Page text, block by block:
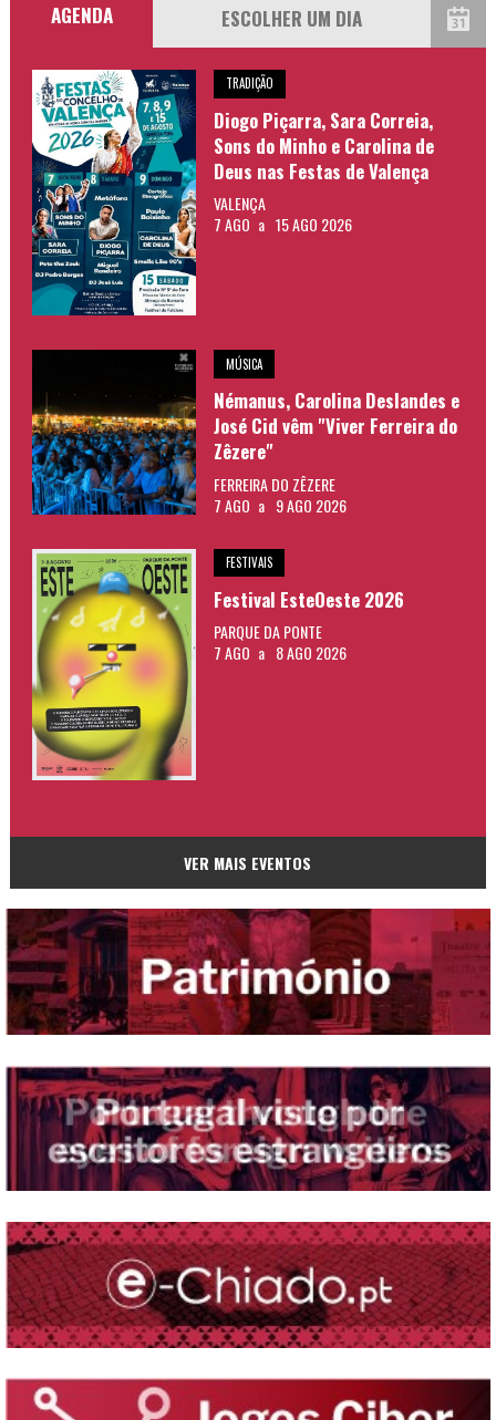
AGENDA
TRADIÇÃO
Diogo Piçarra, Sara Correia,
Sons do Minho e Carolina de
Deus nas Festas de Valença
VALENÇA
7 AGO a 15 AGO 2026
MÚSICA
Némanus, Carolina Deslandes e
José Cid vêm "Viver Ferreira do
Zêzere"
FERREIRA DO ZÊZERE
7 AGO a 9 AGO 2026
FESTIVAIS
Festival EsteOeste 2026
PARQUE DA PONTE
7 AGO a 8 AGO 2026
VER MAIS EVENTOS